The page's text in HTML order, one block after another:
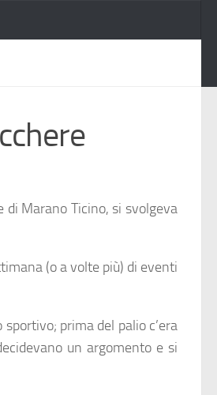
di Marano Ticino, si svolgeva
(o a volte più) di eventi
prima del palio c’era
un argomento e si